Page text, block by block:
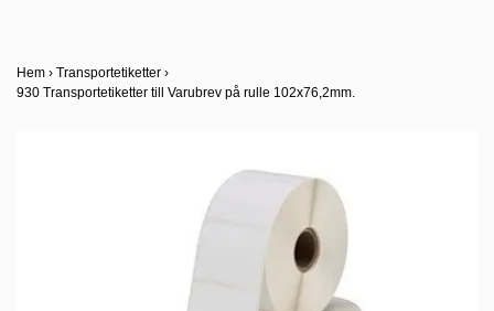
Hem › Transportetiketter ›
930 Transportetiketter till Varubrev på rulle 102x76,2mm.